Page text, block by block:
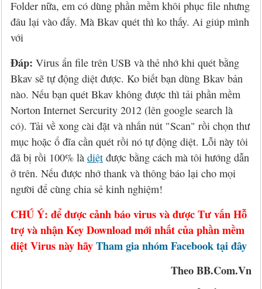
Đặt mua
Liên hệ
Eset NOD32 2027
Panda 2026, 2027
CMC InfoSec
Sucuri Website Scanner
Bkav Heartbleed Scanner
Cứu dữ liệu bị virus mã hóa
Diệt virus mã hóa dữ liệu
Đặt mua Eset
Đặt mua Panda
Đặt mua BullGuard
Đặt mua F-Secure
Đặt mua G DATA
Đặt mua Malwarebytes
Đặt mua Symantec
Đặt mua Webroot
Chính sách bảo mật
Thông tin về BB.Com.Vn
Folder nữa, em có dùng phần mềm khôi phục file nhưng
đâu lại vào đấy. Mà Bkav quét thì ko thấy. Ai giúp mình
với
Đáp: Virus ẩn file trên USB và thẻ nhớ khi quét bằng
Bkav sẽ tự động diệt được. Ko biết bạn dùng Bkav bản
nào. Nếu bạn quét Bkav không được thì tải phần mềm
Norton Internet Sercurity 2012 (lên google search là
có). Tải về xong cài đặt và nhấn nút "Scan" rồi chọn thư
mục hoặc ổ đĩa cần quét rồi nó tự động diệt. Lỗi này tôi
đã bị rồi 100% là diệt được bằng cách mà tôi hướng dẫn
ở trên. Nếu được nhớ thank và thông báo lại cho mọi
người để cùng chia sẻ kinh nghiệm!
CHÚ Ý: để được cảnh báo virus và được Tư vấn Hỗ
trợ và nhận Key Download mới nhất của phần mềm
diệt Virus này hãyTham gia nhóm Facebook tại đây
Theo BB.Com.Vn